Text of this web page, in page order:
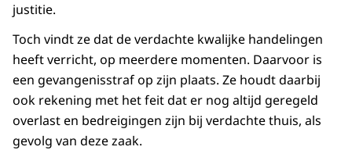
justitie.
Toch vindt ze dat de verdachte kwalijke handelingen
heeft verricht, op meerdere momenten. Daarvoor is
een gevangenisstraf op zijn plaats. Ze houdt daarbij
ook rekening met het feit dat er nog altijd geregeld
overlast en bedreigingen zijn bij verdachte thuis, als
gevolg van deze zaak.